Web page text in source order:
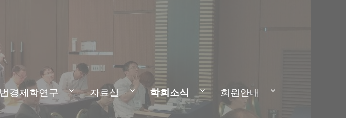
법경제학연구 자료실 학회소식 회원안내